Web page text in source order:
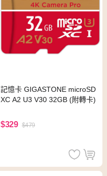
記憶卡 GIGASTONE microSD
XC A2 U3 V30 32GB (附轉卡)
$329 $479